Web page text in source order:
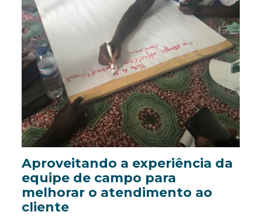
Aproveitando a experiência da
equipe de campo para
melhorar o atendimento ao
cliente